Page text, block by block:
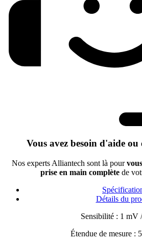
Vous avez besoin d'aide
Nos experts Alliantech sont là pour
prise en main complètede
Détails du
Sensibilité : 1 mV
Étendue de mesure :